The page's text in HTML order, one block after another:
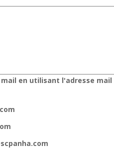
en utilisant l'adresse